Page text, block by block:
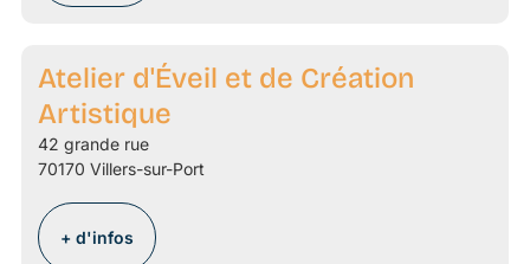
Atelier d'Éveil et de Création
Artistique
42 grande rue
70170 Villers-sur-Port
+ d'infos